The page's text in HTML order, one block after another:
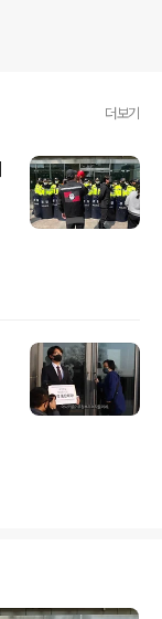
더보기